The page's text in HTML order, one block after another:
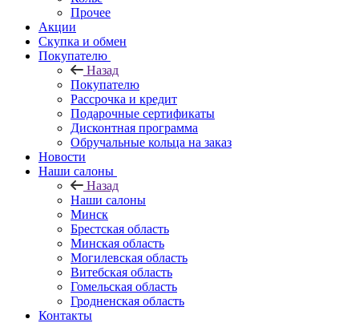
Прочее
Акции
Скупка и обмен
Покупателю
Назад
Покупателю
Рассрочка и кредит
Подарочные сертификаты
Дисконтная программа
Обручальные кольца на заказ
Новости
Наши салоны
Назад
Наши салоны
Минск
Брестская область
Минская область
Могилевская область
Витебская область
Гомельская область
Гродненская область
Контакты